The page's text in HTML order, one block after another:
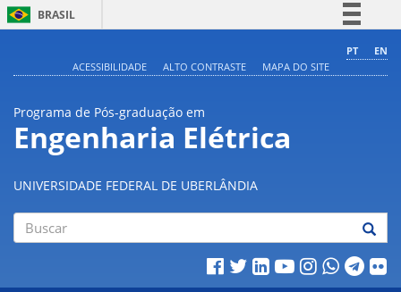
BRASIL
Comunica BR
Acesso à informação
Legislação
PT
EN
ACESSIBILIDADE
ALTO CONTRASTE MAPA DO SITE
Programa de Pós-graduação em
Engenharia Elétrica
UNIVERSIDADE FEDERAL DE UBERLÂNDIA